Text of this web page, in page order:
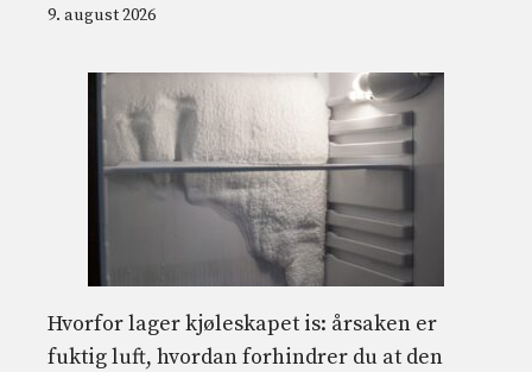
9. august 2026
Hvorfor lager kjøleskapet is: årsaken er
fuktig luft, hvordan forhindrer du at den